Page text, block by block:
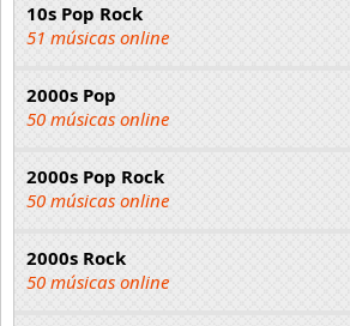
10s Pop Rock
51 músicas online
2000s Pop
50 músicas online
2000s Pop Rock
50 músicas online
2000s Rock
50 músicas online